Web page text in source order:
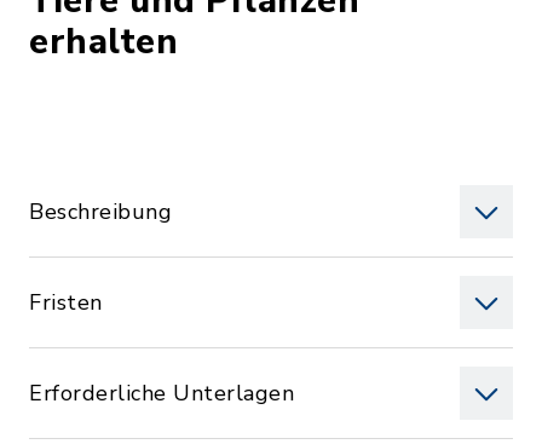
erhalten
Beschreibung
Fristen
Erforderliche Unterlagen